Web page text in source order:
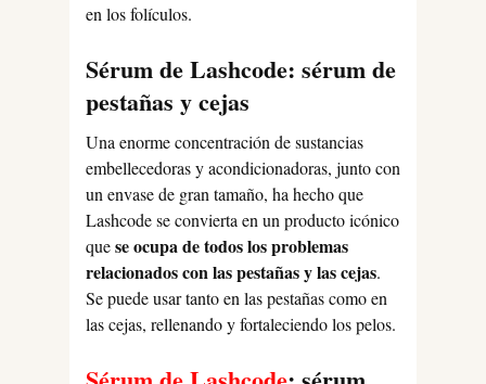
en los folículos.
Sérum de Lashcode: sérum de
pestañas y cejas
Una enorme concentración de sustancias
embellecedoras y acondicionadoras, junto con
un envase de gran tamaño, ha hecho que
Lashcode se convierta en un producto icónico
quese ocupa de todos los problemas
relacionados con las pestañas y las cejas.
Se puede usar tanto en las pestañas como en
las cejas, rellenando y fortaleciendo los pelos.